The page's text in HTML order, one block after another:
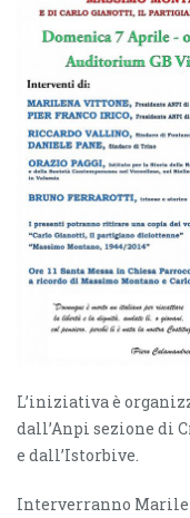
L’iniziativa è
dall’Anpi sezione di
e dall’Istorbive.
Interverranno